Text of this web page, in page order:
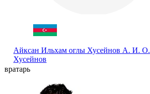
Айксан Ильхам оглы Хусейнов А. И. О.
Хусейнов
вратарь